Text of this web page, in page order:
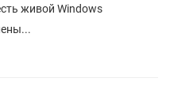
живой Windows